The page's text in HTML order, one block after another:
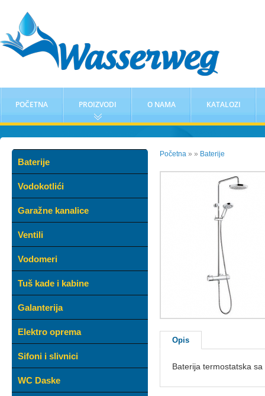
POČETNA PROIZVODI O NAMA KATALOZI
Baterije
Vodokotlići
Garažne kanalice
Ventili
Vodomeri
Tuš kade i kabine
Galanterija
Elektro oprema
Sifoni i slivnici
WC Daske
Početna » » Baterije
Opis
Baterija termostatska